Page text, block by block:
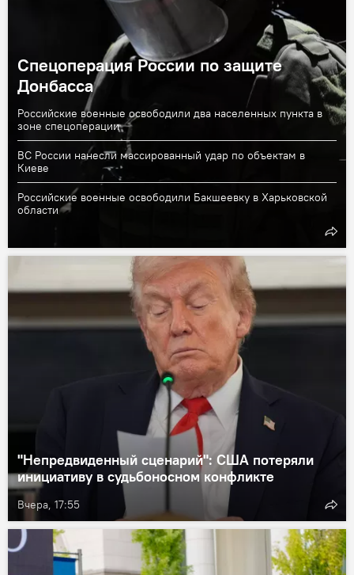
Спецоперация России по защите
Донбасса
Российские военные освободили два населенных пункта в
зоне спецоперации
ВС России нанесли массированный удар по объектам в
Киеве
Российские военные освободили Бакшеевку в Харьковской
области
"Непредвиденный сценарий": США потеряли
инициативу в судьбоносном конфликте
Вчера, 17:55